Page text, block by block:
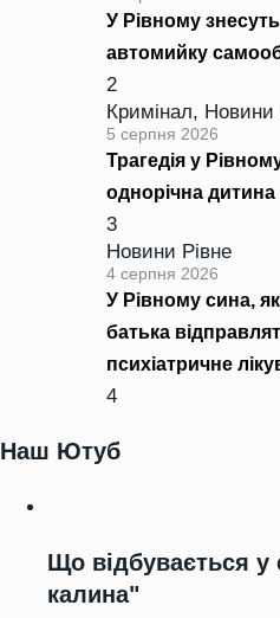
У Рівному
автомийку
2
Кримінал, Новини
5 серпня 2026
Трагедія у
однорічна дитина
3
Новини Рівне
4 серпня 2026
У Рівному сина,
батька
психіатричне
4
Наш Ютуб
Що відбувається у
калина"